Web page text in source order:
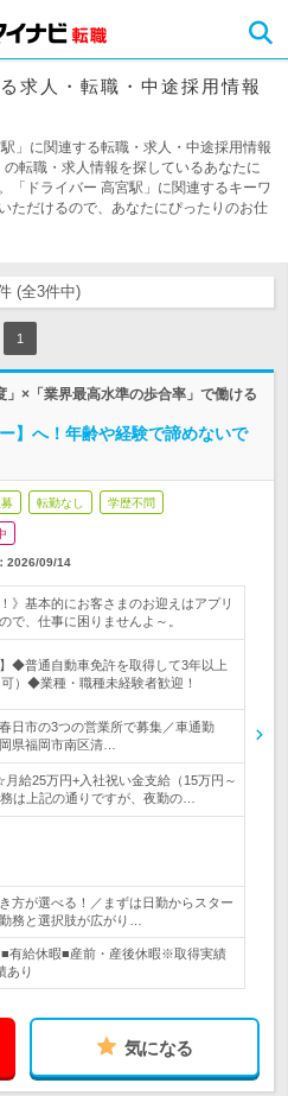
求人・転職・中途採用情報
」に関連する転職・求人・中途採用情報
転職・求人情報を探しているあなたに
「ドライバー 高宮駅」に関連するキーワ
ただけるので、あなたにぴったりのお仕
(全3件中)
1
」×「業界最高水準の歩合率」で働ける
】へ！年齢や経験で諦めないで
転勤なし 学歴不問
2026/09/14
》基本的にお客さまのお迎えはアプリ
で、仕事に困りませんよ～。
◆普通自動車免許を取得して3年以上
）◆業種・職種未経験者歓迎！
日市の3つの営業所で募集／車通勤
県福岡市南区清…
月給25万円+入社祝い金支給（15万円～
は上記の通りですが、夜勤の…
方が選べる！／まずは日勤からスター
務と選択肢が広がり…
有給休暇■産前・産後休暇※取得実績
あり
気になる